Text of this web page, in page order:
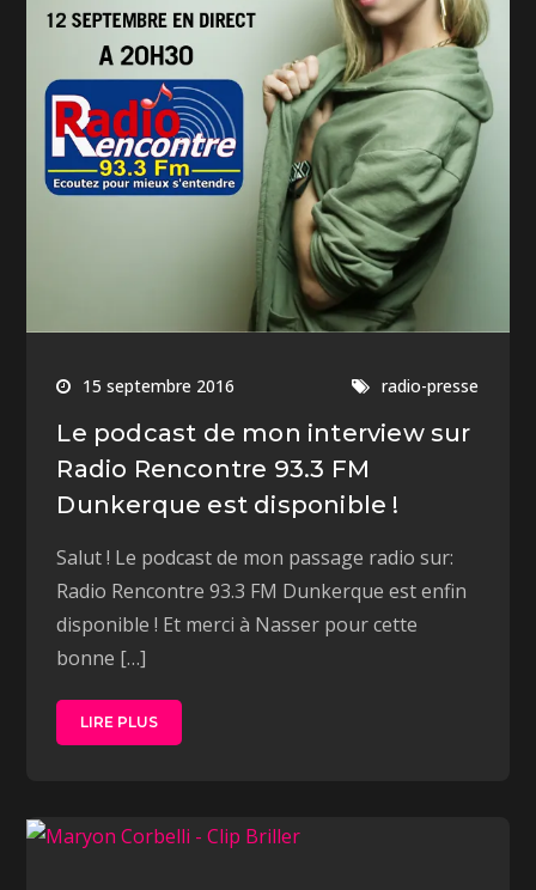
15 septembre 2016 radio-presse
Le podcast de mon interview sur
Radio Rencontre 93.3 FM
Dunkerque est disponible !
Salut ! Le podcast de mon passage radio sur:
Radio Rencontre 93.3 FM Dunkerque est enfin
disponible ! Et merci à Nasser pour cette
bonne […]
LIRE PLUS